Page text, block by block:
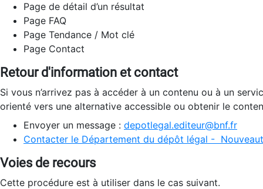
Page de détail d’un résultat
Page FAQ
Page Tendance / Mot clé
Page Contact
Retour d'information et contact
Si vous n’arrivez pas à accéder à un contenu ou à un
orienté vers une alternative accessible ou obtenir le
Envoyer un message : depotlegal.editeur@bnf.fr
Contacter le Département du dépôt légal -
Voies de recours
Cette procédure est à utiliser dans le cas suivant.